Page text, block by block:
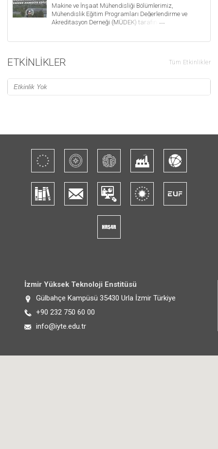
Makine ve İnşaat Mühendisliği Bölümlerimiz,
Mühendislik Eğitim Programları Değerlendirme ve
Akreditasyon Derneği (MÜDEK) tarafından yeniden
ETKINLIKLER Tüm Etkinlikler
Etkinlik Yok
İzmir Yüksek Teknoloji Enstitüsü
Adres:
Gülbahçe Kampüsü 35430 Urla İzmir Türkiye
Telefon:
+90 232 750 60 00
E-posta:
info@iyte.edu.tr